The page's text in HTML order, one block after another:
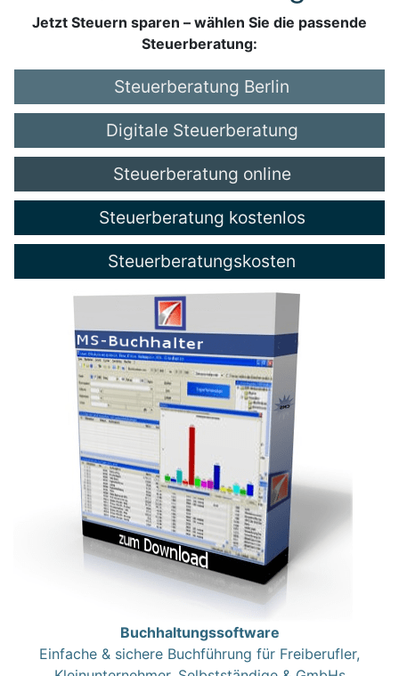
Jetzt Steuern sparen – wählen Sie die passende
Steuerberatung:
Steuerberatung Berlin
Digitale Steuerberatung
Steuerberatung online
Steuerberatung kostenlos
Steuerberatungskosten
Buchhaltungssoftware
Einfache & sichere Buchführung für Freiberufler,